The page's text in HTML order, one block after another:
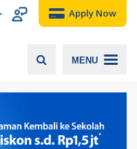
Apply Now
MENU